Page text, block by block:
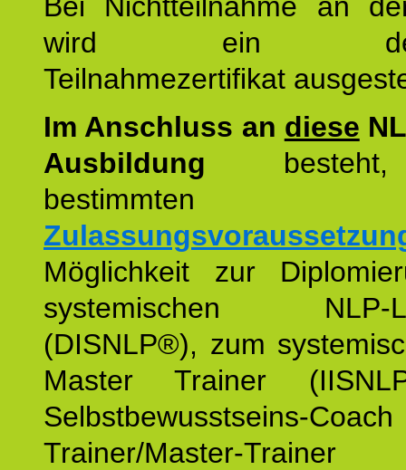
wird ein
Teilnahmezertifikat
Im Anschluss an diese
Ausbildung
bestimmten
Möglichkeit zur
systemischen NLP-
(DISNLP®), zum
Master Trainer
Selbstbewusstseins-
Trainer/Master-Trainer